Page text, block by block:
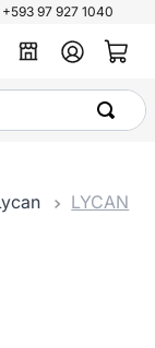
97 927 1040
LYCAN